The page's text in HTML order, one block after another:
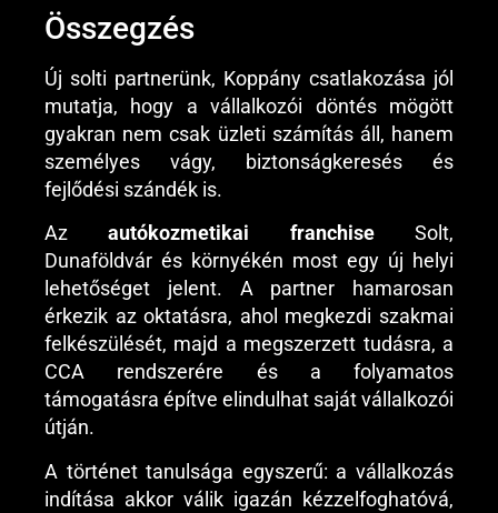
Összegzés
Új solti partnerünk, Koppány csatlakozása jól
mutatja, hogy a vállalkozói döntés mögött
gyakran nem csak üzleti számítás áll, hanem
személyes vágy, biztonságkeresés és
fejlődési szándék is.
Azautókozmetikai franchiseSolt,
Dunaföldvár és környékén most egy új helyi
lehetőséget jelent. A partner hamarosan
érkezik az oktatásra, ahol megkezdi szakmai
felkészülését, majd a megszerzett tudásra, a
CCA rendszerére és a folyamatos
támogatásra építve elindulhat saját vállalkozói
útján.
A történet tanulsága egyszerű: a vállalkozás
indítása akkor válik igazán kézzelfoghatóvá,